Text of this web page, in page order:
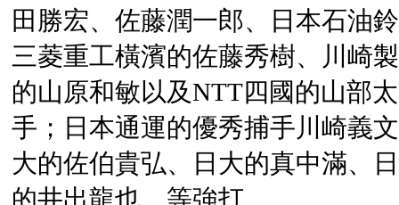
田勝宏、佐藤潤一郎、日本石油
三菱重工橫濱的佐藤秀樹、川崎
的山原和敏以及NTT四國的山部
手；日本通運的優秀捕手川崎義
大的佐伯貴弘、日大的真中滿、
的井出龍也…等強打。